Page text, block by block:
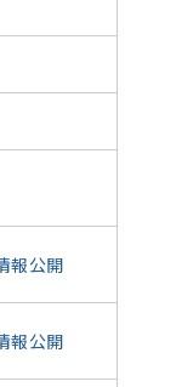
報公開
報公開